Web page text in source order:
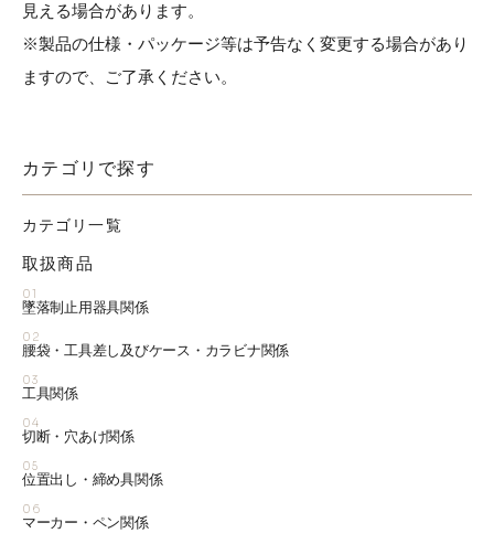
見える場合があります。
※製品の仕様・パッケージ等は予告なく変更する場合があり
ますので、ご了承ください。
カテゴリで探す
カテゴリ一覧
取扱商品
01
墜落制止用器具関係
02
腰袋・工具差し及びケース・カラビナ関係
03
工具関係
04
切断・穴あけ関係
05
位置出し・締め具関係
06
マーカー・ペン関係